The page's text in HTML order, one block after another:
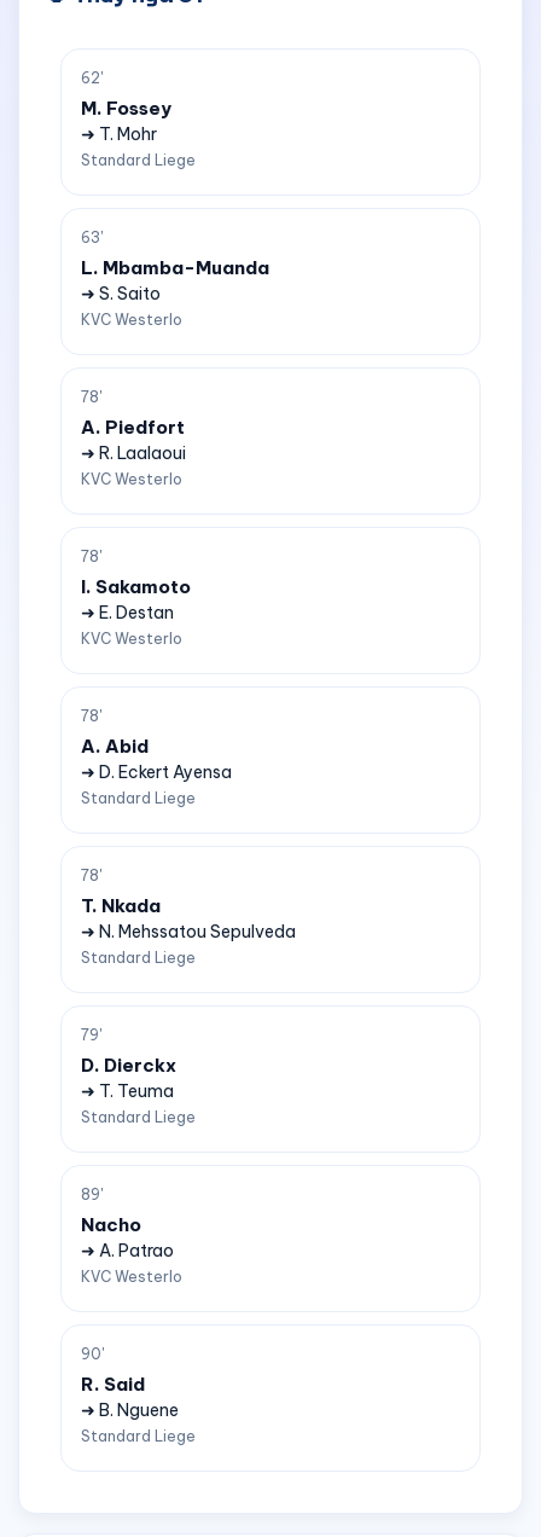
62'
M. Fossey
➜ T. Mohr
Standard Liege
63'
L. Mbamba-Muanda
➜ S. Saito
KVC Westerlo
78'
A. Piedfort
➜ R. Laalaoui
KVC Westerlo
78'
I. Sakamoto
➜ E. Destan
KVC Westerlo
78'
A. Abid
➜ D. Eckert Ayensa
Standard Liege
78'
T. Nkada
➜ N. Mehssatou Sepulveda
Standard Liege
79'
D. Dierckx
➜ T. Teuma
Standard Liege
89'
Nacho
➜ A. Patrao
KVC Westerlo
90'
R. Said
➜ B. Nguene
Standard Liege